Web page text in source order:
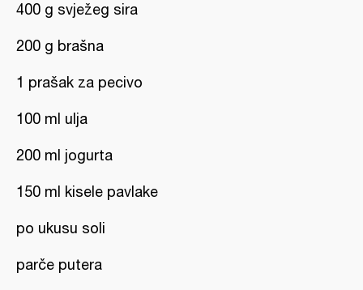
400 g svježeg sira
200 g brašna
1 prašak za pecivo
100 ml ulja
200 ml jogurta
150 ml kisele pavlake
po ukusu soli
parče putera